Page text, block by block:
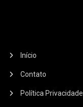
Início
Contato
Política Privacidade